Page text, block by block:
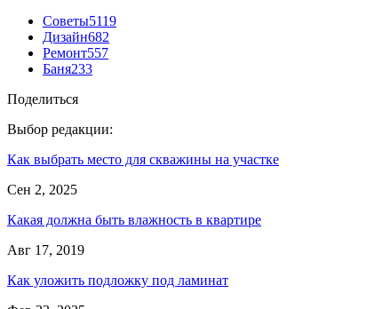
Советы5119
Дизайн682
Ремонт557
Баня233
Поделиться
Выбор редакции:
Как выбрать место для скважины на участке
Сен 2, 2025
Какая должна быть влажность в квартире
Авг 17, 2019
Как уложить подложку под ламинат